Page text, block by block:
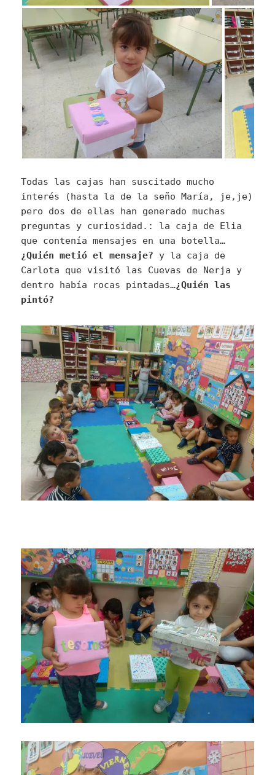
Todas las cajas han suscitado mucho
interés (hasta la de la seño María, je,je)
pero dos de ellas han generado muchas
preguntas y curiosidad.: la caja de Elia
que contenía mensajes en una botella…
¿Quién metió el mensaje? y la caja de
Carlota que visitó las Cuevas de Nerja y
dentro había rocas pintadas…¿Quién las
pintó?